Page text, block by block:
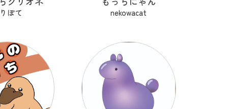
ぽて nekowacat